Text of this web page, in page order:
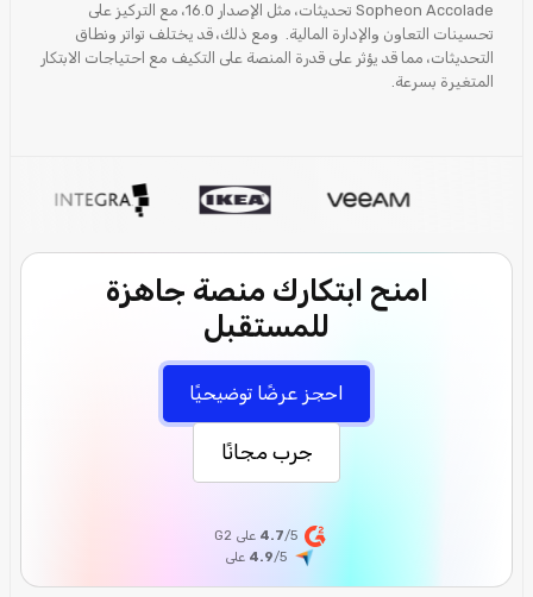
Sopheon Accolade تحديثات، مثل الإصدار 16.0، مع التركيز على
تحسينات التعاون والإدارة المالية. ومع ذلك، قد يختلف تواتر ونطاق
التحديثات، مما قد يؤثر على قدرة المنصة على التكيف مع احتياجات الابتكار
المتغيرة بسرعة.
امنح ابتكارك منصة جاهزة
للمستقبل
احجز عرضًا توضيحيًا
جرب مجانًا
4.7/5 على G2
4.9/5 على